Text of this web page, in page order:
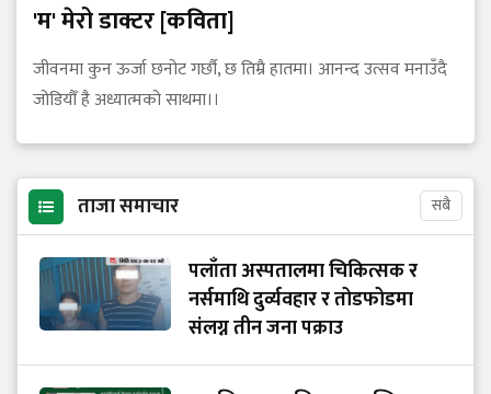
'म' मेरो डाक्टर [कविता]
जीवनमा कुन ऊर्जा छनोट गर्छौ, छ तिम्रै हातमा। आनन्द उत्सव मनाउँदै
जोडियौँ है अध्यात्मको साथमा।।
ताजा समाचार सबै
पलाँता अस्पतालमा चिकित्सक र
नर्समाथि दुर्व्यवहार र तोडफोडमा
संलग्न तीन जना पक्राउ